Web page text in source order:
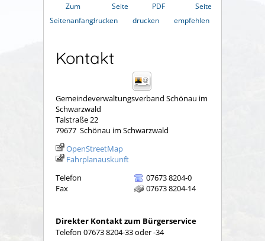
Zum
Seitenanfang
Seite
drucken
PDF
drucken
Seite
empfehlen
Kontakt
Gemeindeverwaltungsverband Schönau im
Schwarzwald
Talstraße 22
79677 Schönau im Schwarzwald
OpenStreetMap
Fahrplanauskunft
Telefon
07673 8204-0
Fax
07673 8204-14
Direkter Kontakt zum Bürgerservice
Telefon 07673 8204-33 oder -34